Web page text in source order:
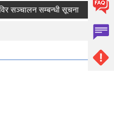
सञ्चालन सम्बन्धी सूचना सेवा